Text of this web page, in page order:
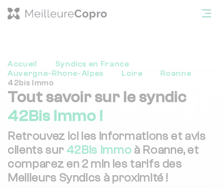
Accueil
Syndics en France
Auvergne-Rhone-Alpes
Loire
Roanne
42bis Immo
Tout savoir sur le syndic
42Bis Immo !
Retrouvez ici les informations et avis
clients sur 42Bis Immo à Roanne, et
comparez en 2 min les tarifs des
Meilleurs Syndics à proximité !